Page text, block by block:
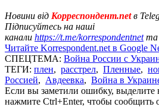
Новини від Корреспондент.netв
Підписуйтесь на наші
канали https://t.me/korrespondentnetта
Читайте Korrespondent.net в Google
СПЕЦТЕМА: Война России с
ТЕГИ: плен, расстрел, Пленные,
Россией, Авдеевка, Война в
Если вы заметили ошибку, выделите
нажмите Ctrl+Enter, чтобы сообщить